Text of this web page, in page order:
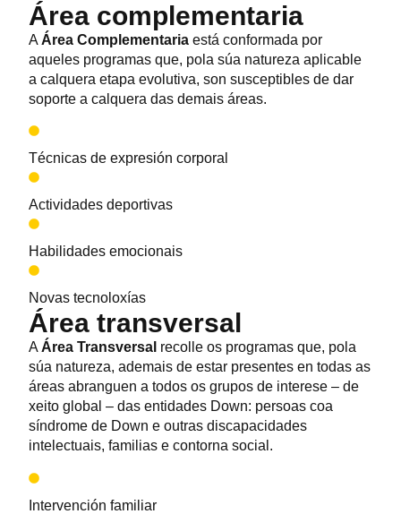
Área complementaria
A Área Complementaria está conformada por
aqueles programas que, pola súa natureza aplicable
a calquera etapa evolutiva, son susceptibles de dar
soporte a calquera das demais áreas.
Técnicas de expresión corporal
Actividades deportivas
Habilidades emocionais
Novas tecnoloxías
Área transversal
A Área Transversal recolle os programas que, pola
súa natureza, ademais de estar presentes en todas as
áreas abranguen a todos os grupos de interese – de
xeito global – das entidades Down: persoas coa
síndrome de Down e outras discapacidades
intelectuais, familias e contorna social.
Intervención familiar